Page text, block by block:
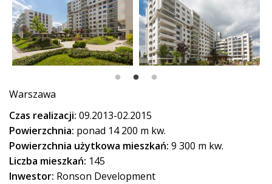
Warszawa
Czas realizacji: 09.2013-02.2015
Powierzchnia: ponad 14 200 m kw.
Powierzchnia użytkowa mieszkań: 9 300 m kw.
Liczba mieszkań: 145
Inwestor: Ronson Development